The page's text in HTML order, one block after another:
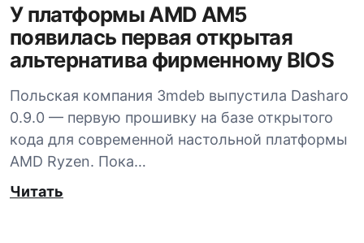
У платформы AMD AM5
появилась первая открытая
альтернатива фирменному BIOS
Польская компания 3mdeb выпустила Dasharo
0.9.0 — первую прошивку на базе открытого
кода для современной настольной платформы
AMD Ryzen. Пока…
Читать